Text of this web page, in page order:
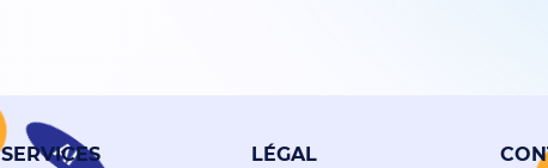
AI
SERVICES LÉGAL